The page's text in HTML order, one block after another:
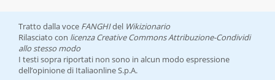
Tratto dalla voce FANGHIdel Wikizionario
Rilasciato con licenza Creative Commons Attribuzione-Condividi
allo stesso modo
I testi sopra riportati non sono in alcun modo espressione
dell’opinione di Italiaonline S.p.A.